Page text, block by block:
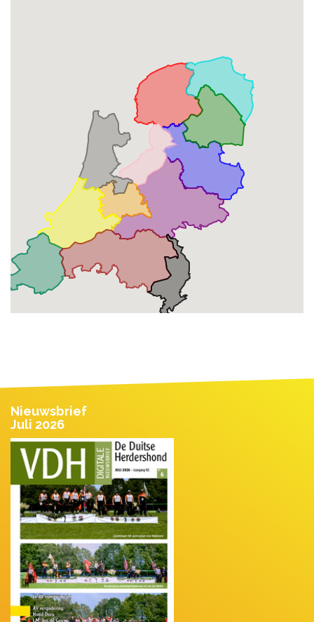
Nieuwsbrief
Juli 2026